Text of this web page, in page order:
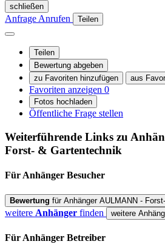
schließen
Anfrage Anrufen Teilen
Teilen
Bewertung abgeben
zu Favoriten hinzufügen
aus
Favoriten anzeigen 0
Fotos hochladen
Öffentliche Frage stellen
Weiterführende Links zu
Forst- & Gartentechnik
Für Anhänger Besucher
Bewertung für Anhänger AULMANN -
weitere Anhänger finden weitere
Für Anhänger Betreiber